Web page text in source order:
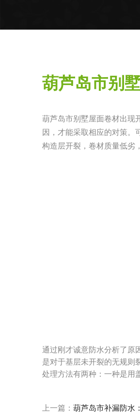
葫芦岛市别
葫芦岛市别墅屋面卷材出现
因，才能采取相应的对策。
构造层开裂，卷材质量低劣
通过刚才诚意防水分析了原
是对于基层未开裂的无规则
处理方法有两种：一种是用
上一篇： 葫芦岛市补漏防水